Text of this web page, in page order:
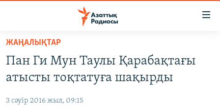
Skip
main
content
to
ҚАҢТАР ОҚИҒАСЫ
ЖАҢАЛЫҚТАР
Пан Ги Мун Таулы Қарабақтағы
атысты тоқтатуға шақырды
3 сәуір 2016 жыл, 09:15